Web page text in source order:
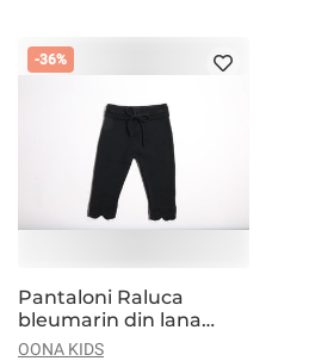
-36%
Pantaloni Raluca
bleumarin din lana
merinos
OONA KIDS